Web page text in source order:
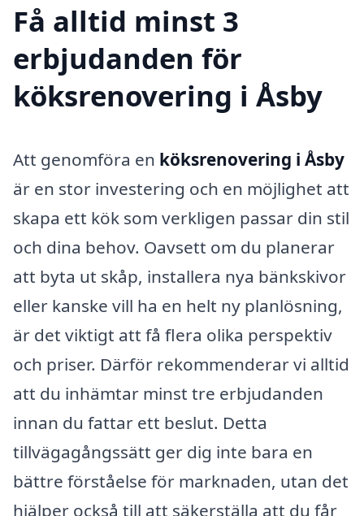
Få alltid minst 3
erbjudanden för
köksrenovering i Åsby
Att genomföra en köksrenovering i Åsby
är en stor investering och en möjlighet att
skapa ett kök som verkligen passar din stil
och dina behov. Oavsett om du planerar
att byta ut skåp, installera nya bänkskivor
eller kanske vill ha en helt ny planlösning,
är det viktigt att få flera olika perspektiv
och priser. Därför rekommenderar vi alltid
att du inhämtar minst tre erbjudanden
innan du fattar ett beslut. Detta
tillvägagångssätt ger dig inte bara en
bättre förståelse för marknaden, utan det
hjälper också till att säkerställa att du får